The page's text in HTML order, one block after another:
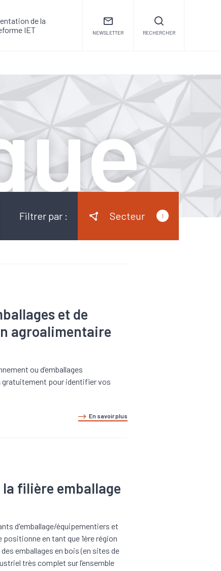
de la
IET
NEWSLETTER RECHERCHER
Filtrer par : Secteur 1
et de
agroalimentaire
ou d’emballages
gratuitement pour identifier vos
En savoir plus
filière emballage
d'emballage/équipementiers et
positionne en tant que 1ère région
emballages en bois (en sites de
très complet sur l’ensemble